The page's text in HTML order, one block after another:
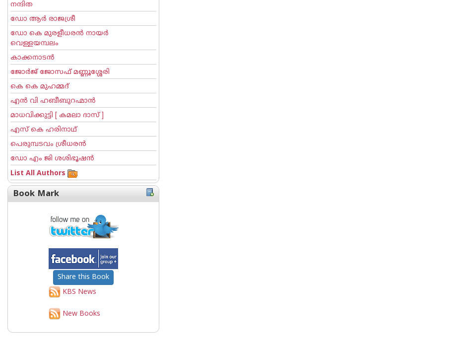
നന്ദിത
ഡോ ആര്‍ രാജശ്രീ
ഡോ കെ മുരളീധരന്‍ നായര്‍
വെള്ളയമ്പലം
കാക്കനാടന്‍
ജോര്‍ജ് ജോസഫ് മണ്ണൂശ്ശേരി
കെ കെ മുഹമ്മദ്
എന്‍ വി ഹബീബുറഹ്മാന്‍
മാധവിക്കുട്ടി [ കമലാ ദാസ് ]
എസ് കെ ഹരിനാഥ്
പെരുമ്പടവം ശ്രീധര‌ന്‍
ഡോ എം ജി ശശിഭൂഷന്‍
List All Authors
Book Mark
Share this Book
KBS News
New Books